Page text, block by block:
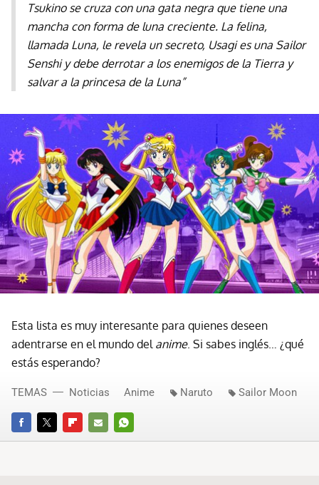
Tsukino se cruza con una gata negra que tiene una
mancha con forma de luna creciente. La felina,
llamada Luna, le revela un secreto, Usagi es una Sailor
Senshi y debe derrotar a los enemigos de la Tierra y
salvar a la princesa de la Luna”
Esta lista es muy interesante para quienes deseen
adentrarse en el mundo del anime. Si sabes inglés… ¿qué
estás esperando?
FACEBOOKTWITTERFLIPBOARD
E-
WHATSAPP
TEMAS Noticias Anime Naruto Sailor Moon